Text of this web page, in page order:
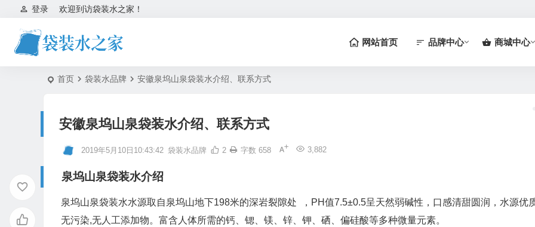
欢迎到访袋装水之家！
登录
网站首页 品牌中心 商城中心
首页 袋装水品牌 安徽泉坞山泉袋装水介绍、联系方式
安徽泉坞山泉袋装水介绍、联系方式
2019年5月10日10:43:42 袋装水品牌 3,882
2 字数 658
泉坞山泉袋装水介绍
泉坞山泉袋装水水源取自泉坞山地下198米的深岩裂隙处 ，PH值7.5±0.5呈天然弱碱性，口感清甜圆润，水源优
无污染,无人工添加物。富含人体所需的钙、锶、镁、锌、钾、硒、偏硅酸等多种微量元素。